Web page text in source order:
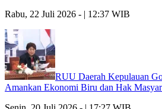
Rabu, 22 Juli 2026 - | 12:37 WIB
RUU Daerah Kepulauan
Amankan Ekonomi Biru dan Hak